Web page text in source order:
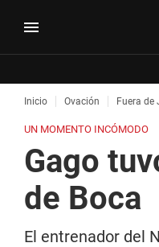
Inicio Ovación Fuera de
UN MOMENTO INCÓMODO
Gago
de Boca
El entrenador del